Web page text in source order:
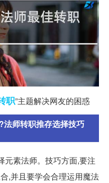
职”主题解决网友的困惑
师转职推存选择技巧
元素法师。技巧方面,要注
,并且要学会合理运用魔法